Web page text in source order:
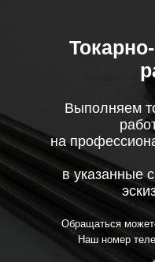
Выполняем
на
в указанные
Обращаться
Наш номер